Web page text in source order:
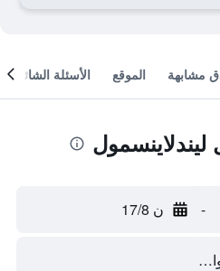
مشابهة الموقع الأسئلة الشائعة
- ن 17/8